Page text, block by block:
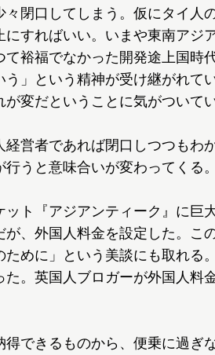
々閉口してしまう。仮にタイ人
すればいい。いまや東南アジ
裕福でなかった開発途上国時
」という精神が受け継がれて
変だということに気がついてい
営者であれば閉口しつつもわ
うと意味合いが変わってくる。
ト『アジアンティーク』に巨
、外国人料金を設定した。こ
めに」という美談にも取れる
た。英国人ブロガーが外国人料
できるものから、便乗に過ぎ